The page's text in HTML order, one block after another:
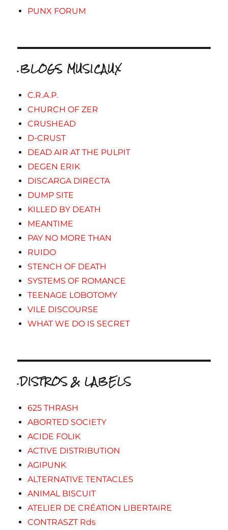
PUNX FORUM
.BLOGS MUSICAUX
C.R.A.P.
CHURCH OF ZER
CRUSHEAD
D-CRUST
DEAD AIR AT THE PULPIT
DEGEN ERIK
DISCARGA DIRECTA
DUMP SITE
KILLED BY DEATH
MEANTIME
PAY NO MORE THAN
RUIDO
STENCH OF DEATH
SYSTEMS OF ROMANCE
TEENAGE LOBOTOMY
VILE DISCOURSE
WHAT WE DO IS SECRET
.DISTROS & LABELS
625 THRASH
ABORTED SOCIETY
ACIDE FOLIK
ACTIVE DISTRIBUTION
AGIPUNK
ALTERNATIVE TENTACLES
ANIMAL BISCUIT
ATELIER DE CRÉATION LIBERTAIRE
CONTRASZT Rds